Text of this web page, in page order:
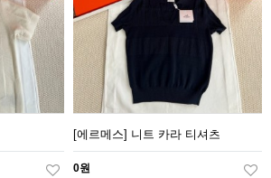
[에르메스] 니트 카라 티셔츠
0원